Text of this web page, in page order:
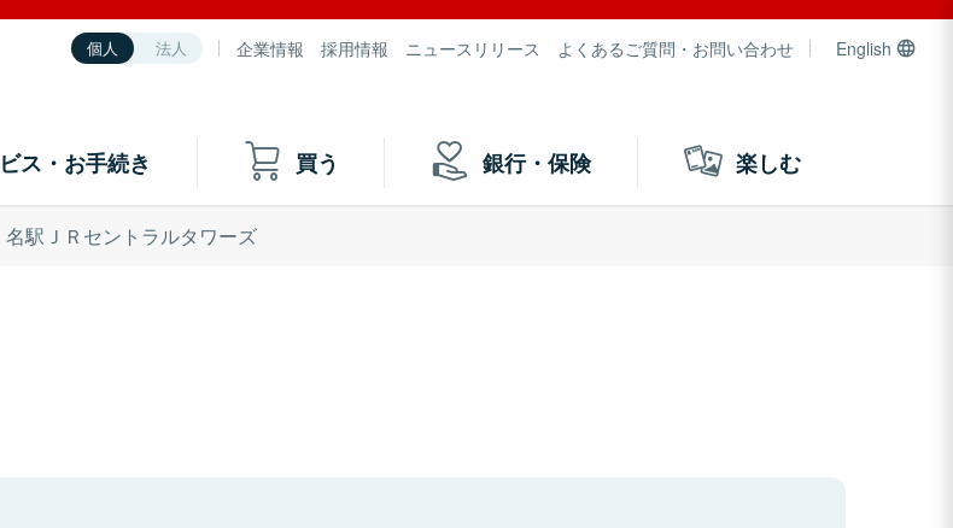
個人 法人 企業情報 採用情報 ニュースリリース よくあるご質問・お問い合わせ English
ス・お手続き 買う 銀行・保険 楽しむ
名駅ＪＲセントラルタワーズ